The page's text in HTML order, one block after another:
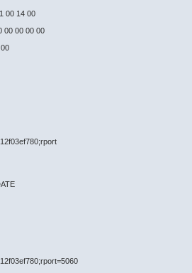
00 14 00
00 00 00 00